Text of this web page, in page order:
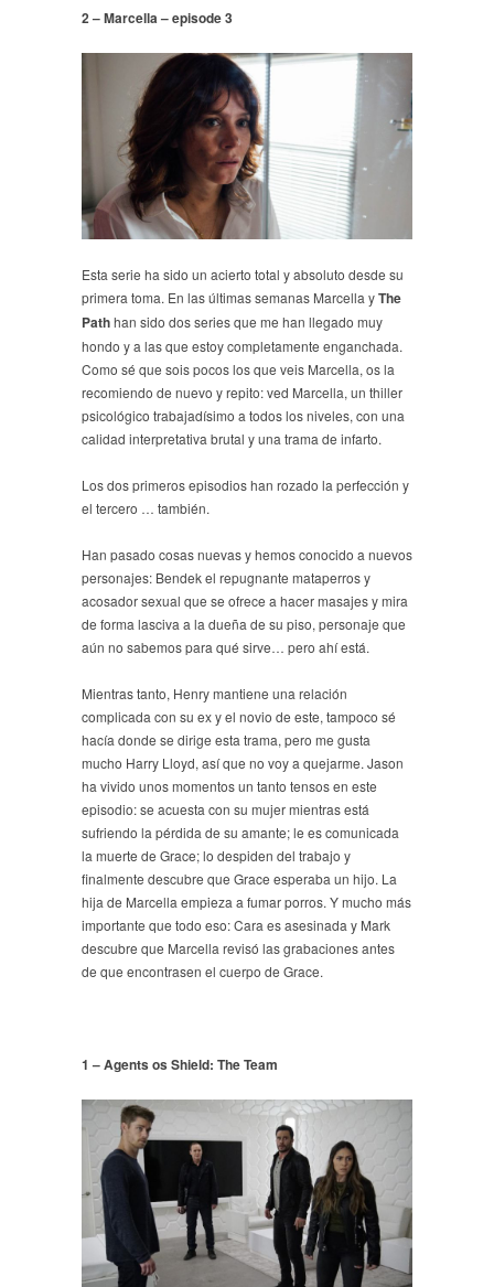
2 – Marcella – episode 3
Esta serie ha sido un acierto total y absoluto desde su
primera toma. En las últimas semanas Marcella yThe
Pathhan sido dos series que me han llegado muy
hondo y a las que estoy completamente enganchada.
Como sé que sois pocos los que veis Marcella, os la
recomiendo de nuevo y repito: ved Marcella, un thiller
psicológico trabajadísimo a todos los niveles, con una
calidad interpretativa brutal y una trama de infarto.
Los dos primeros episodios han rozado la perfección y
el tercero … también.
Han pasado cosas nuevas y hemos conocido a nuevos
personajes: Bendek el repugnante mataperros y
acosador sexual que se ofrece a hacer masajes y mira
de forma lasciva a la dueña de su piso, personaje que
aún no sabemos para qué sirve… pero ahí está.
Mientras tanto, Henry mantiene una relación
complicada con su ex y el novio de este, tampoco sé
hacía donde se dirige esta trama, pero me gusta
mucho Harry Lloyd, así que no voy a quejarme. Jason
ha vivido unos momentos un tanto tensos en este
episodio: se acuesta con su mujer mientras está
sufriendo la pérdida de su amante; le es comunicada
la muerte de Grace; lo despiden del trabajo y
finalmente descubre que Grace esperaba un hijo. La
hija de Marcella empieza a fumar porros. Y mucho más
importante que todo eso: Cara es asesinada y Mark
descubre que Marcella revisó las grabaciones antes
de que encontrasen el cuerpo de Grace.
1 – Agents os Shield: The Team